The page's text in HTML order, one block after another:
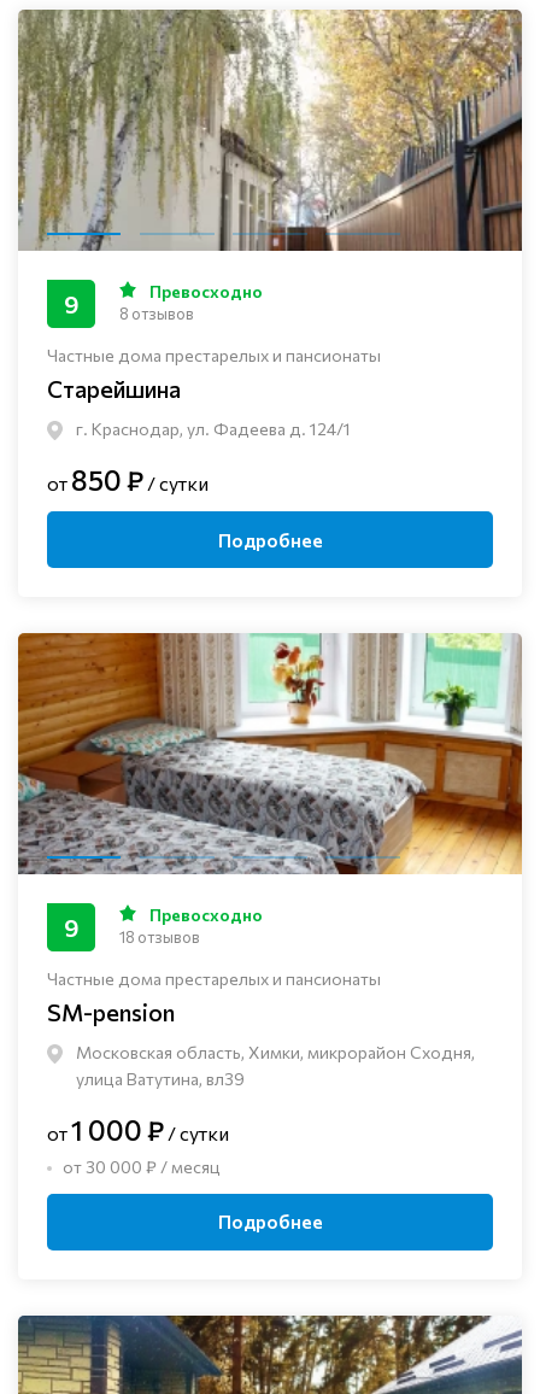
Частные дома престарелых и пансионаты
Старейшина
г. Краснодар, ул. Фадеева д. 124/1
9 Превосходно
8 отзывов
от 850 ₽ / сутки
Подробнее
Частные дома престарелых и пансионаты
SM-pension
Московская область, Химки, микрорайон Сходня,
улица Ватутина, вл39
9 Превосходно
18 отзывов
от1 000 ₽ / сутки
от 30 000 ₽ / месяц
Подробнее